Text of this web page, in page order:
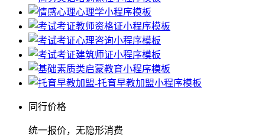
同行价格
统一报价，无隐形消费